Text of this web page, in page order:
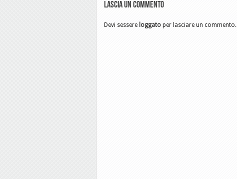
Lascia un commento
Devi sessere loggato per lasciare un commento.